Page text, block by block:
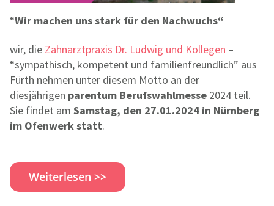
“Wir machen uns stark für den Nachwuchs“
wir, die Zahnarztpraxis Dr. Ludwig und Kollegen –
“sympathisch, kompetent und familienfreundlich” aus
Fürth nehmen unter diesem Motto an der
diesjährigen parentum Berufswahlmesse 2024 teil.
Sie findet am Samstag, den 27.01.2024 in Nürnberg
im Ofenwerk statt.
Weiterlesen >>